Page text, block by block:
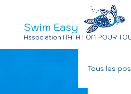
Swim Easy
Association NATATION POUR
Tous les